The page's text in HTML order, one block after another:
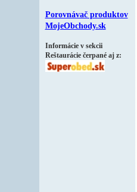
Porovnávač produktov
MojeObchody.sk
Informácie v sekcii
Reštaurácie čerpané aj z: